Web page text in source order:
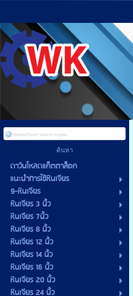
ดาว์นโหลดแค็ตตาล็อค
แนะนำการใช้หินเจียร
9-หินเจียร
หินเจียร 3 นิ้ว
หินเจียร 7นิ้ว
หินเจียร 8 นิ้ว
หินเจียร 12 นิ้ว
หินเจียร 14 นิ้ว
หินเจียร 16 นิ้ว
หินเจียร 20 นิ้ว
หินเจียร 24 นิ้ว